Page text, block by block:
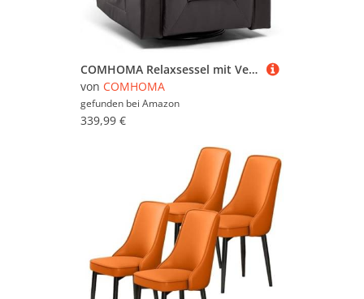
COMHOMA Relaxsessel mit Verstellbarer Rückenlehne und Fußstütze, 360° drehbarer Loungesessel aus PU-Leder mit Getränkehaltern und Seitentaschen, ergonomische Ganzkörperunterstützung, Braun
von COMHOMA
gefunden bei Amazon
339,99 €